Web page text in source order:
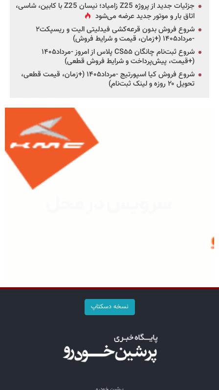
جزئیات جدید از پروژه Z25 زامیاد؛ نیسان Z25 با کابین، شاسی،
اتاق بار و موتور جدید عرضه می‌شود
شروع فروش بدون قرعه‌کشی فیدلیتی الیت و ریسپکت۲
-مرداد۱۴۰۵ (+زمان، قیمت و شرایط فروش)
شروع ثبت‌نام چانگان CS۵۵ پلاس از امروز -مرداد۱۴۰۵
(+قیمت، پیش‌پرداخت و شرایط فروش قطعی)
شروع فروش کیا اسپورتیج -مرداد۱۴۰۵ (+زمان، قیمت قطعی،
تحویل ۲۰ روزه و لینک ثبت‌نام)
نسخه دسکتاپ